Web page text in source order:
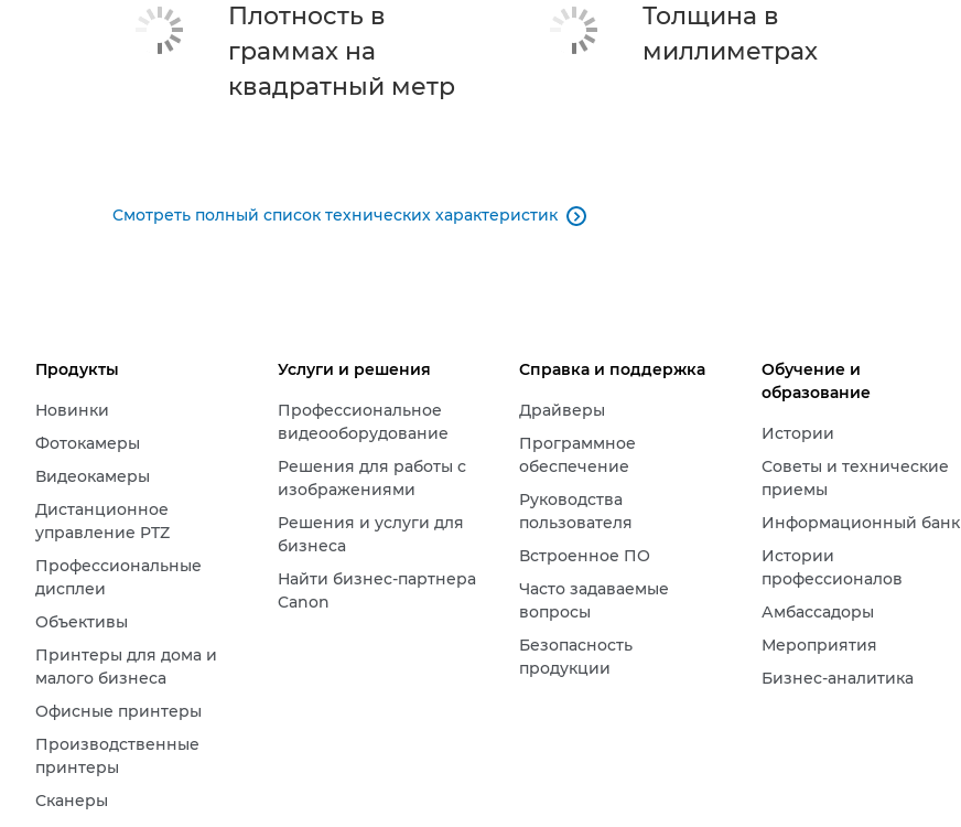
Плотность в
граммах на
квадратный метр
Толщина в
миллиметрах
Смотреть полный список технических характеристик 
Продукты
Новинки
Фотокамеры
Видеокамеры
Дистанционное
управление PTZ
Профессиональные
дисплеи
Объективы
Принтеры для дома и
малого бизнеса
Офисные принтеры
Производственные
принтеры
Сканеры
Услуги и решения
Профессиональное
видеооборудование
Решения для работы с
изображениями
Решения и услуги для
бизнеса
Найти бизнес-партнера
Canon
Справка и поддержка
Драйверы
Программное
обеспечение
Руководства
пользователя
Встроенное ПО
Часто задаваемые
вопросы
Безопасность
продукции
Обучение и
образование
Истории
Советы и технические
приемы
Информационный банк
Истории
профессионалов
Амбассадоры
Мероприятия
Бизнес-аналитика